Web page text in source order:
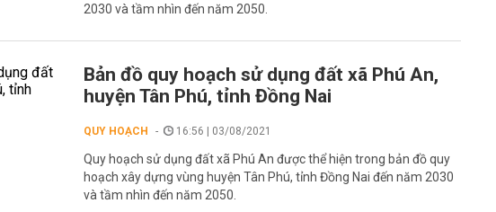
2030 và tầm nhìn đến năm 2050.
Bản đồ quy hoạch sử dụng đất xã Phú An,
huyện Tân Phú, tỉnh Đồng Nai
QUY HOẠCH 16:56 | 03/08/2021
Quy hoạch sử dụng đất xã Phú An được thể hiện trong bản đồ quy
hoạch xây dựng vùng huyện Tân Phú, tỉnh Đồng Nai đến năm 2030
và tầm nhìn đến năm 2050.